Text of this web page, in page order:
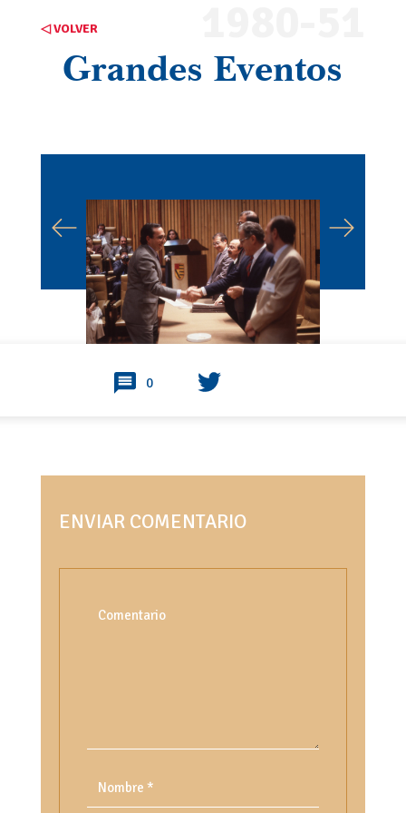
◁ VOLVER
Grandes Eventos
0
ENVIAR COMENTARIO